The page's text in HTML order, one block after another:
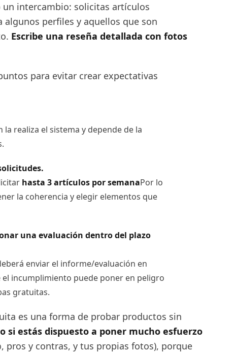
intercambio: solicitas artículos
algunos perfiles y aquellos que son
Escribe una reseña detallada con fotos
para evitar crear expectativas
la realiza el sistema y depende de la
hasta 3 artículos por semanaPor lo
la coherencia y elegir elementos que
una evaluación dentro del plazo
enviar el informe/evaluación en
el incumplimiento puede poner en peligro
gratuitas.
es una forma de probar productos sin
si estás dispuesto a poner mucho esfuerzo
pros y contras, y tus propias fotos), porque